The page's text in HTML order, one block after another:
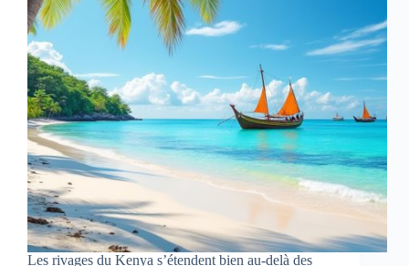
Les rivages du Kenya s’étendent bien au-delà des